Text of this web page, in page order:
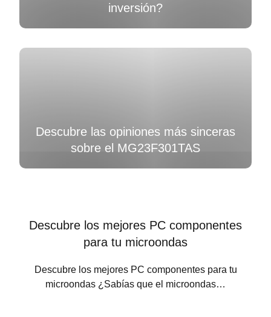
inversión?
Descubre las opiniones más sinceras
sobre el MG23F301TAS
Descubre los mejores PC componentes
para tu microondas
Descubre los mejores PC componentes para tu
microondas ¿Sabías que el microondas…